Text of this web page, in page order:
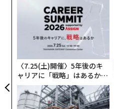
〈7.25(土)開催〉5年後のキ
ャリアに「戦略」はあるか。
トップエグゼクティブのキャ
リアに触れる1日│CAREER S
UMMIT 2026